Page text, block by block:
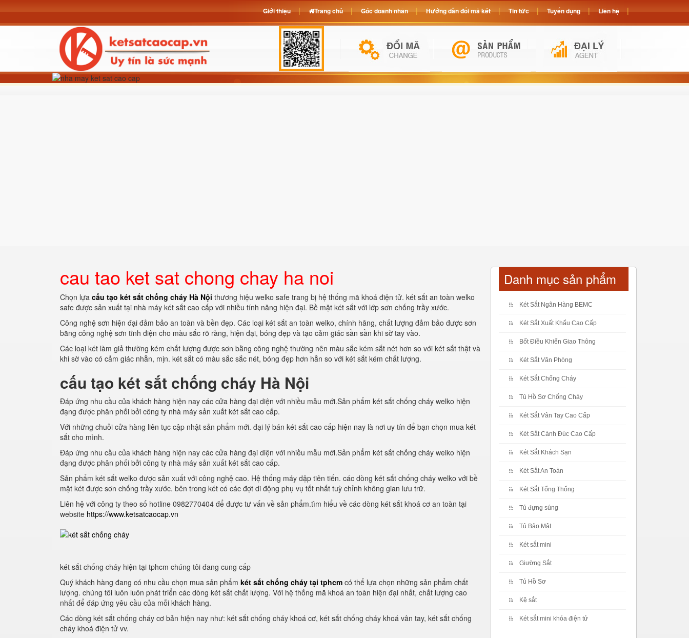
cau tao ket sat chong chay ha noi
Chọn lựa cấu tạo két sắt chống cháy Hà Nội thương hiệu welko safe trang bị hệ thống mã khoá điện tử. két sắt an toàn welko
safe được sản xuất tại nhà máy két sắt cao cấp với nhiều tính năng hiện đại. Bề mặt két sắt với lớp sơn chống trầy xước.
Công nghệ sơn hiện đại đảm bảo an toàn và bền đẹp. Các loại két sắt an toàn welko, chính hãng, chất lượng đảm bảo được sơn
bằng công nghệ sơn tĩnh điện cho màu sắc rõ ràng, hiện đại, bóng đẹp và tạo cảm giác sần sần khi sờ tay vào.
Các loại két làm giả thường kém chất lượng được sơn bằng công nghệ thường nên màu sắc kém sắt nét hơn so với két sắt thật và
khi sờ vào có cảm giác nhẵn, mịn. két sắt có màu sắc sắc nét, bóng đẹp hơn hẳn so với két sắt kém chất lượng.
cấu tạo két sắt chống cháy Hà Nội
Đáp ứng nhu cầu của khách hàng hiện nay các cửa hàng đại diện với nhiều mẫu mới.Sản phẩm két sắt chống cháy welko hiện
đạng được phân phối bởi công ty nhà máy sản xuất két sắt cao cấp.
Với những chuỗi cửa hàng liên tục cập nhật sản phẩm mới. đại lý bán két sắt cao cấp hiện nay là nơi uy tín để bạn chọn mua két
sắt cho mình.
Đáp ứng nhu cầu của khách hàng hiện nay các cửa hàng đại diện với nhiều mẫu mới.Sản phẩm két sắt chống cháy welko hiện
đạng được phân phối bởi công ty nhà máy sản xuất két sắt cao cấp.
Sản phẩm két sắt welko được sản xuất với công nghệ cao. Hệ thống máy dập tiên tiến. các dòng két sắt chống cháy welko với bề
mặt két được sơn chống trầy xước. bên trong két có các đợt di động phụ vụ tốt nhất tuỳ chỉnh không gian lưu trữ.
Liên hệ với công ty theo số hotline 0982770404 để được tư vấn về sản phẩm.tìm hiểu về các dòng két sắt khoá cơ an toàn tại
website https://www.ketsatcaocap.vn
két sắt chống cháy hiện tại tphcm chúng tôi đang cung cấp
Quý khách hàng đang có nhu cầu chọn mua sản phẩm két sắt chống cháy tại tphcm có thể lựa chọn những sản phẩm chất
lượng. chúng tôi luôn luôn phát triển các dòng két sắt chất lượng. Với hệ thống mã khoá an toàn hiện đại nhất, chất lượng cao
nhất để đáp ứng yêu cầu của mỗi khách hàng.
Các dòng két sắt chống cháy cơ bản hiện nay như: két sắt chống cháy khoá cơ, két sắt chống cháy khoá vân tay, két sắt chống
cháy khoá điện tử vv.
Danh mục sản phẩm
Két Sắt Ngân Hàng BEMC
Két Sắt Xuất Khẩu Cao Cấp
Bốt Điều Khiển Giao Thông
Két Sắt Văn Phòng
Két Sắt Chống Cháy
Tủ Hồ Sơ Chống Cháy
Két Sắt Vân Tay Cao Cấp
Két Sắt Cánh Đúc Cao Cấp
Két Sắt Khách Sạn
Két Sắt An Toàn
Két Sắt Tổng Thống
Tủ đựng súng
Tủ Bảo Mật
Két sắt mini
Giường Sắt
Tủ Hồ Sơ
Kệ sắt
Két sắt mini khóa điện tử
Giới thiệu Trang chủ Góc doanh nhân Hướng dẫn đổi mã két Tin tức Tuyển dụng Liên hệ